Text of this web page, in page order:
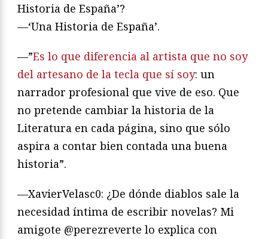
Historia de España’?
—‘Una Historia de España’.
—”Es lo que diferencia al artista que no soy
del artesano de la tecla que sí soy: un
narrador profesional que vive de eso. Que
no pretende cambiar la historia de la
Literatura en cada página, sino que sólo
aspira a contar bien contada una buena
historia”.
—XavierVelasc0: ¿De dónde diablos sale la
necesidad íntima de escribir novelas? Mi
amigote @perezreverte lo explica con